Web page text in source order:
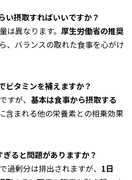
い摂取すればいいですか？
は異なります。 厚生労働省の推奨
、バランスの取れた食事を心がけ
ビタミンを補えますか？
すが、 基本は食事から摂取する
含まれる他の栄養素との相乗効果
ると問題がありますか？
過剰分は排出されますが、 1日